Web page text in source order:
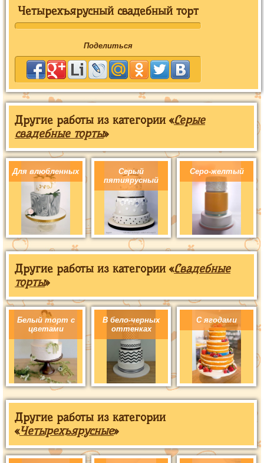
Четырехъярусный свадебный торт
Поделиться
Другие работы из категории «Серые
свадебные торты»
Для влюбленных
Серый
пятиярусный
Серо-желтый
Другие работы из категории «Свадебные
торты»
Белый торт с
цветами
В бело-черных
оттенках
С ягодами
Другие работы из категории
«Четырехъярусные»